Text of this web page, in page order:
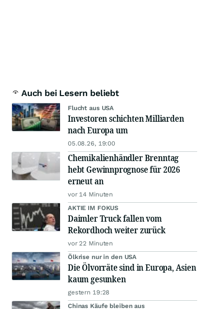
Auch bei Lesern beliebt
Flucht aus USA
Investoren schichten Milliarden
nach Europa um
05.08.26, 19:00
Chemikalienhändler Brenntag
hebt Gewinnprognose für 2026
erneut an
vor 14 Minuten
AKTIE IM FOKUS
Daimler Truck fallen vom
Rekordhoch weiter zurück
vor 22 Minuten
Ölkrise nur in den USA
Die Ölvorräte sind in Europa, Asien
kaum gesunken
gestern 19:28
Chinas Käufe bleiben aus